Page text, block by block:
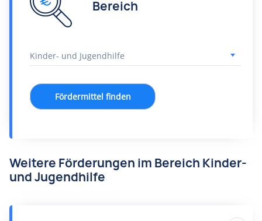
Bereich
Fördermittel finden
Weitere Förderungen im Bereich Kinder-
und Jugendhilfe